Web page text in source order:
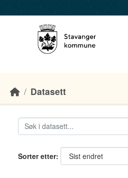
Datasett
Sorter etter